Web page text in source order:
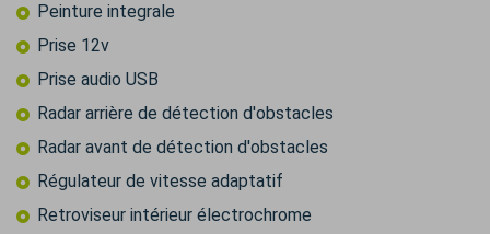
Peinture integrale
Prise 12v
Prise audio USB
Radar arrière de détection d'obstacles
Radar avant de détection d'obstacles
Régulateur de vitesse adaptatif
Retroviseur intérieur électrochrome